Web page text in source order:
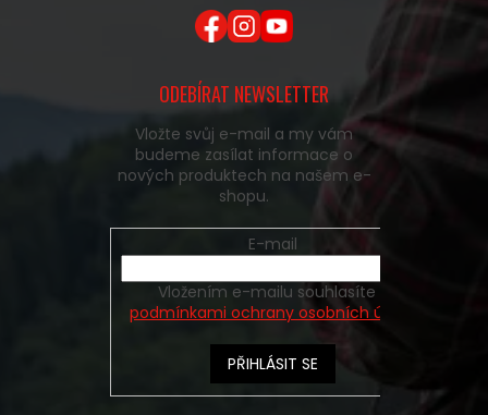
ODEBÍRAT NEWSLETTER
Vložte svůj e-mail a my vám
budeme zasílat informace o
nových produktech na našem e-
shopu.
E-mail
podmínkami ochrany osobních údajů
PŘIHLÁSIT SE